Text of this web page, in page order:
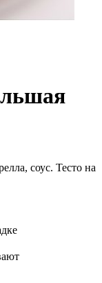
соус. Тесто на